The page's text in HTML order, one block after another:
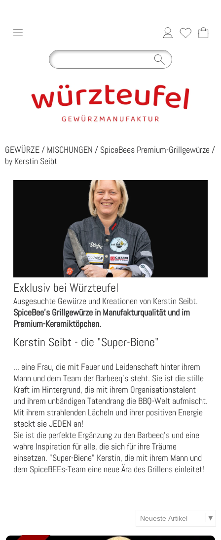
GEWÜRZE / MISCHUNGEN / SpiceBees Premium-Grillgewürze /
by Kerstin Seibt
Exklusiv bei Würzteufel
Ausgesuchte Gewürze und Kreationen von Kerstin Seibt.
SpiceBee's Grillgewürze in Manufakturqualität und im
Premium-Keramiktöpchen.
Kerstin Seibt - die "Super-Biene"
... eine Frau, die mit Feuer und Leidenschaft hinter ihrem
Mann und dem Team der Barbeeq's steht. Sie ist die stille
Kraft im Hintergrund, die mit ihrem Organisationstalent
und ihrem unbändigen Tatendrang die BBQ-Welt aufmischt.
Mit ihrem strahlenden Lächeln und ihrer positiven Energie
steckt sie JEDEN an!
Sie ist die perfekte Ergänzung zu den Barbeeq's und eine
wahre Inspiration für alle, die sich für ihre Träume
einsetzen. "Super-Biene" Kerstin, die mit ihrem Mann und
dem SpiceBEEs-Team eine neue Ära des Grillens einleitet!